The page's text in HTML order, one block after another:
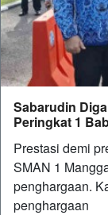
Sabarudin
Peringkat 1
Prestasi demi
SMAN 1
penghargaan.
penghargaan